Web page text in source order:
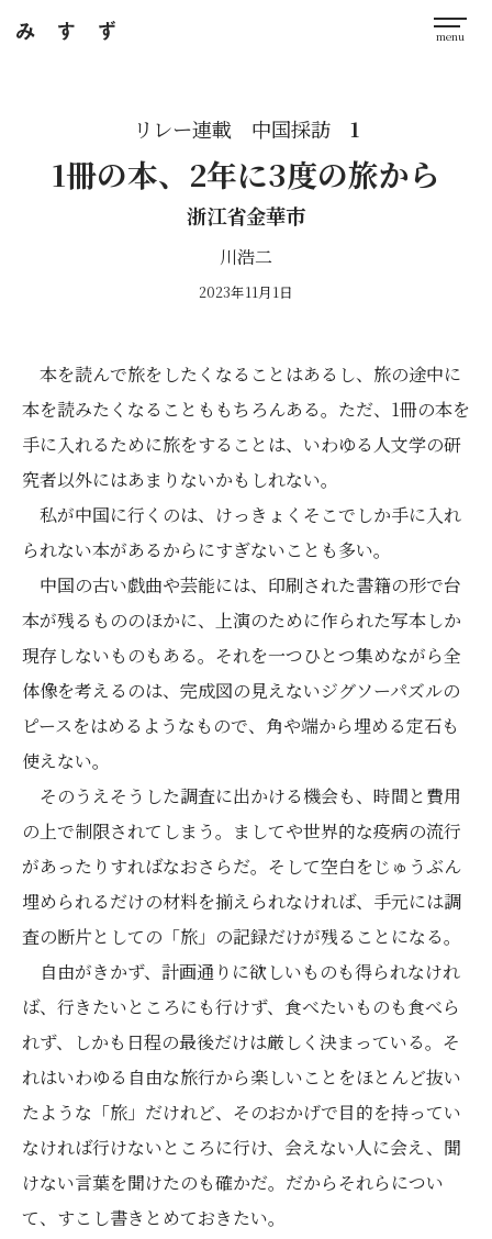
リレー連載 中国採訪 1
1冊の本、2年に3度の旅から
浙江省金華市
川浩二
2023年11月1日
本を読んで旅をしたくなることはあるし、旅の途中に
本を読みたくなることももちろんある。ただ、1冊の本を
手に入れるために旅をすることは、いわゆる人文学の研
究者以外にはあまりないかもしれない。
私が中国に行くのは、けっきょくそこでしか手に入れ
られない本があるからにすぎないことも多い。
中国の古い戯曲や芸能には、印刷された書籍の形で台
本が残るもののほかに、上演のために作られた写本しか
現存しないものもある。それを一つひとつ集めながら全
体像を考えるのは、完成図の見えないジグソーパズルの
ピースをはめるようなもので、角や端から埋める定石も
使えない。
そのうえそうした調査に出かける機会も、時間と費用
の上で制限されてしまう。ましてや世界的な疫病の流行
があったりすればなおさらだ。そして空白をじゅうぶん
埋められるだけの材料を揃えられなければ、手元には調
査の断片としての「旅」の記録だけが残ることになる。
自由がきかず、計画通りに欲しいものも得られなけれ
ば、行きたいところにも行けず、食べたいものも食べら
れず、しかも日程の最後だけは厳しく決まっている。そ
れはいわゆる自由な旅行から楽しいことをほとんど抜い
たような「旅」だけれど、そのおかげで目的を持ってい
なければ行けないところに行け、会えない人に会え、聞
けない言葉を聞けたのも確かだ。だからそれらについ
て、すこし書きとめておきたい。